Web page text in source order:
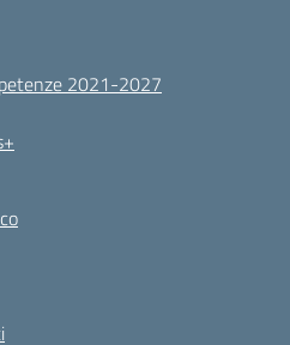
2021-2027